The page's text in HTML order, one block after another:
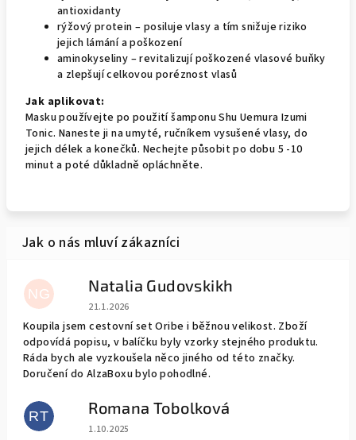
antioxidanty
rýžový protein – posiluje vlasy a tím snižuje riziko
jejich lámání a poškození
aminokyseliny – revitalizují poškozené vlasové buňky
a zlepšují celkovou poréznost vlasů
Jak aplikovat:
Masku používejte po použití šamponu Shu Uemura Izumi
Tonic. Naneste ji na umyté, ručníkem vysušené vlasy, do
jejich délek a konečků. Nechejte působit po dobu 5 -10
minut a poté důkladně opláchněte.
NG Natalia Gudovskikh
Hodnocení obchodu je 5 z 5 hvězdiček.
21.1.2026
Koupila jsem cestovní set Oribe i běžnou velikost. Zboží
odpovídá popisu, v balíčku byly vzorky stejného produktu.
Ráda bych ale vyzkoušela něco jiného od této značky.
Doručení do AlzaBoxu bylo pohodlné.
RT Romana Tobolková
Hodnocení obchodu je 5 z 5 hvězdiček.
1.10.2025